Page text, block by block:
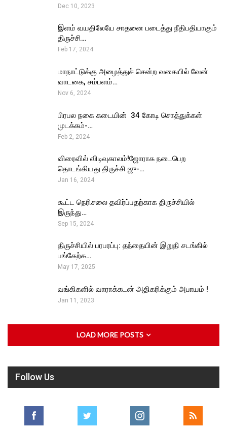
Dec 10, 2023
இளம் வயதிலேயே சாதனை படைத்து நீதிபதியாகும்
திருச்சி…
Feb 17, 2024
மாநாட்டுக்கு அழைத்துச் சென்ற வகையில் வேன்
வாடகை, சம்பளம்…
Nov 6, 2024
பிரபல நகை கடையின் ₹ 34 கோடி சொத்துக்கள்
முடக்கம்-…
Feb 2, 2024
விரைவில் விடிவுகாலம்!ஜோராக நடைபெற
தொடங்கியது திருச்சி ஜு-…
Jan 16, 2024
கூட்ட நெரிசலை தவிர்ப்பதற்காக திருச்சியில்
இருந்து…
Sep 15, 2024
திருச்சியில் பரபரப்பு: தந்தையின் இறுதி சடங்கில்
பங்கேற்க…
May 17, 2025
வங்கிகளில் வாராக்கடன் அதிகரிக்கும் அபாயம் !
Jan 11, 2023
LOAD MORE POSTS
Follow Us